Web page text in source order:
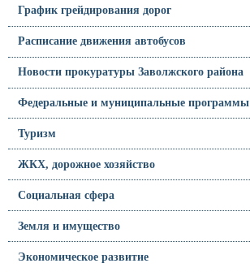
График грейдирования дорог
Расписание движения автобусов
Новости прокуратуры Заволжского района
Федеральные и муниципальные программы
Туризм
ЖКХ, дорожное хозяйство
Социальная сфера
Земля и имущество
Экономическое развитие